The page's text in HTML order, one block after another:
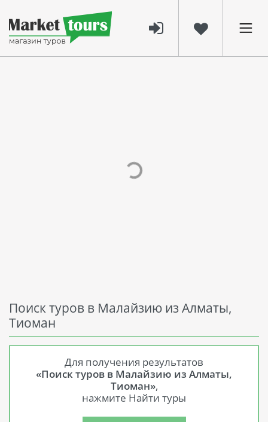
Поиск туров в Малайзию из Алматы,
Тиоман
Для получения результатов
«Поиск туров в Малайзию из Алматы,
Тиоман»,
нажмите Найти туры